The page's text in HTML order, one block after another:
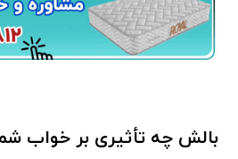
بالش چه تأثیری بر خواب